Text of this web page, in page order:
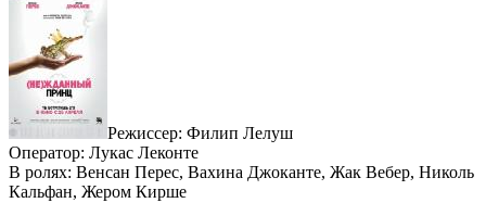
Режиссер: Филип Лелуш
Оператор: Лукас Леконте
В ролях: Венсан Перес, Вахина Джоканте, Жак Вебер, Николь
Кальфан, Жером Кирше